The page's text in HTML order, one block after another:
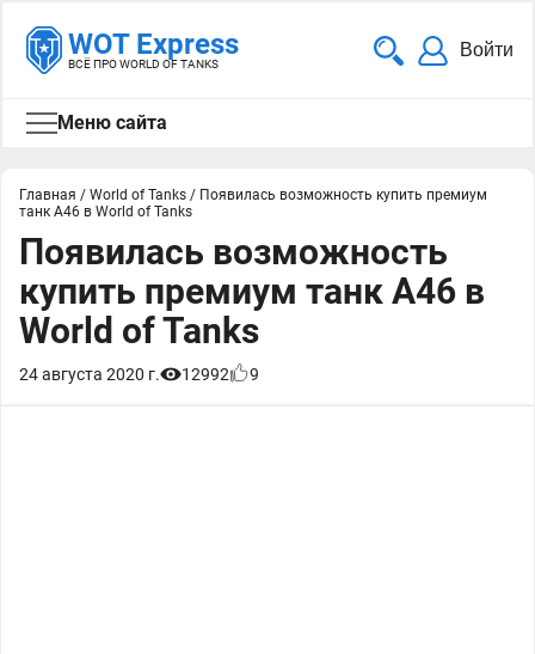
WOT Express
ВСЁ ПРО WORLD OF TANKS
Войти
Меню сайта
Главная / World of Tanks / Появилась возможность купить премиум
танк A46 в World of Tanks
Появилась возможность
купить премиум танк A46 в
World of Tanks
24 августа 2020 г. 12992 9